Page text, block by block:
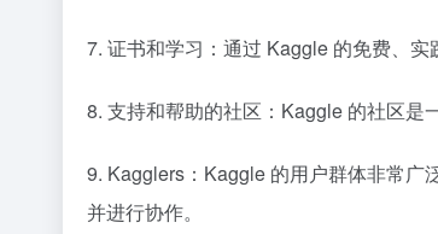
7. 证书和学习：通过 Kaggle 的免费、实
8. 支持和帮助的社区：Kaggle 的社区是
9. Kagglers：Kaggle 的用户群体非常广
并进行协作。